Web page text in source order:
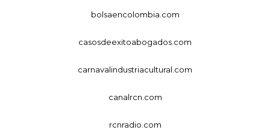
bolsaencolombia.com
casosdeexitoabogados.com
carnavalindustriacultural.com
canalrcn.com
rcnradio.com